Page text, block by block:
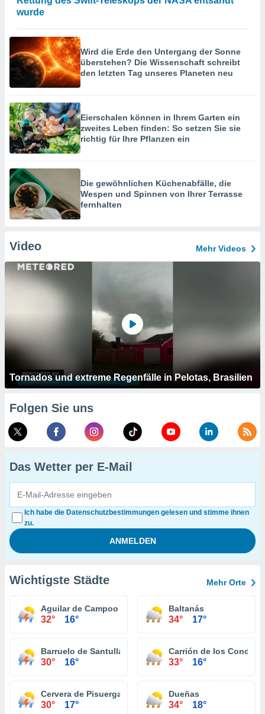
wurde
Wird die Erde den Untergang der Sonne
überstehen? Die Wissenschaft schreibt
den letzten Tag unseres Planeten neu
Eierschalen können in Ihrem Garten ein
zweites Leben finden: So setzen Sie sie
richtig für Ihre Pflanzen ein
Die gewöhnlichen Küchenabfälle, die
Wespen und Spinnen von Ihrer Terrasse
fernhalten
Video Mehr Videos
Tornados und extreme Regenfälle in Pelotas, Brasilien
Folgen Sie uns
Das Wetter per E-Mail
Ich habe die Datenschutzbestimmungen gelesen und stimme ihnen
zu.
Wichtigste Städte Mehr Orte
Aguilar de Campoo
32° 16°
Baltanás
34° 17°
Barruelo de Santullán
30° 16°
Carrión de los Condes
33° 16°
Cervera de Pisuerga
30° 17°
Dueñas
34° 18°